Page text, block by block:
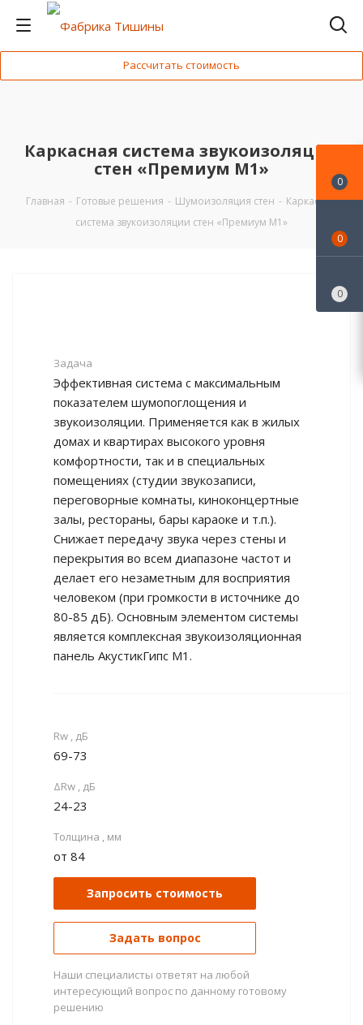
Рассчитать стоимость
Каркасная система звукоизоляции
стен «Премиум М1»
Главная - Готовые решения - Шумоизоляция стен - Каркасная
система звукоизоляции стен «Премиум М1»
Задача
Эффективная система с максимальным
показателем шумопоглощения и
звукоизоляции. Применяется как в жилых
домах и квартирах высокого уровня
комфортности, так и в специальных
помещениях (студии звукозаписи,
переговорные комнаты, киноконцертные
залы, рестораны, бары караоке и т.п.).
Снижает передачу звука через стены и
перекрытия во всем диапазоне частот и
делает его незаметным для восприятия
человеком (при громкости в источнике до
80-85 дБ). Основным элементом системы
является комплексная звукоизоляционная
панель АкустикГипс М1.
Rw , дБ
69-73
ΔRw , дБ
24-23
Толщина , мм
от 84
Запросить стоимость
Задать вопрос
Наши специалисты ответят на любой
интересующий вопрос по данному готовому
решению
0
0
0